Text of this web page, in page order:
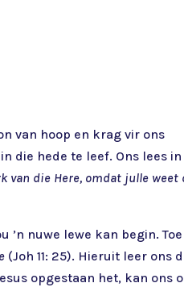
van hoop en krag vir ons
die hede te leef. Ons lees in
van die Here, omdat julle weet
’n nuwe lewe kan begin. Toe
(Joh 11: 25). Hieruit leer ons
opgestaan het, kan ons